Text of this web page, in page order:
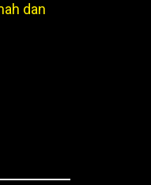
dan